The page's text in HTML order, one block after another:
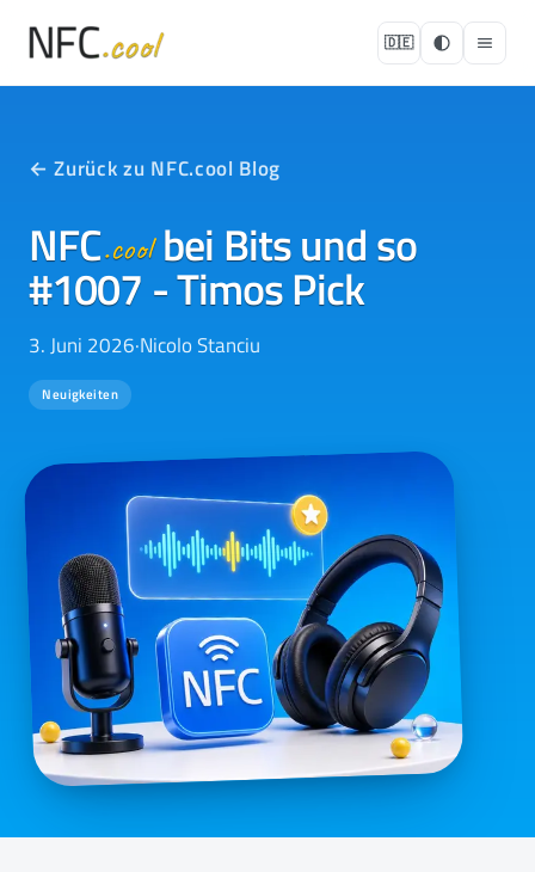
🇩🇪
← Zurück zu NFC.cool Blog
NFC.coolbei Bits und so
#1007 - Timos Pick
3. Juni 2026·Nicolo Stanciu
Neuigkeiten